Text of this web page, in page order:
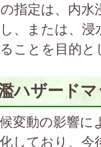
指定は、内
、または、
ことを目的と
ハザード
変動の影響に
しており、